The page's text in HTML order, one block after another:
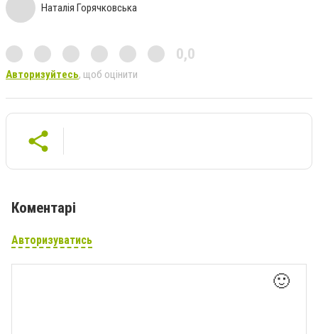
Наталія Горячковська
0,0
Авторизуйтесь, щоб оцінити
Коментарі
Авторизуватись
🙂